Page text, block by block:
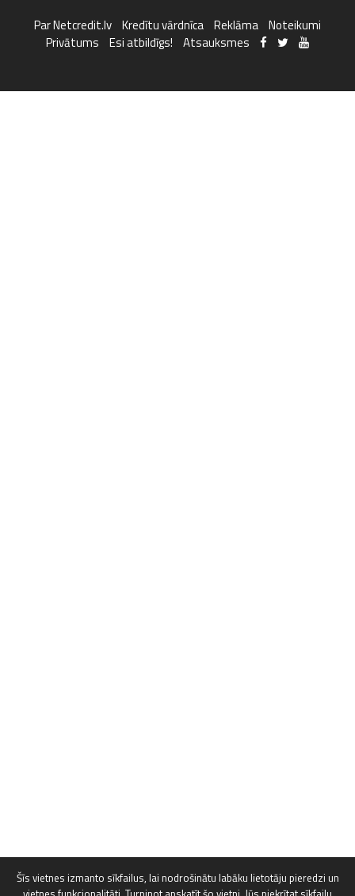
Par Netcredit.lv Kredītu vārdnīca Reklāma Noteikumi
Privātums
Esi atbildīgs! Atsauksmes
Šīs vietnes izmanto sīkfailus, lai nodrošinātu labāku lietotāju pieredzi un